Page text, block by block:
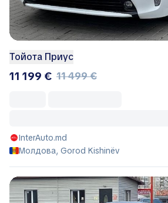
Тойота Приус
11 199 € 11 499 €
InterAuto.md
Молдова, Gorod Kishinëv